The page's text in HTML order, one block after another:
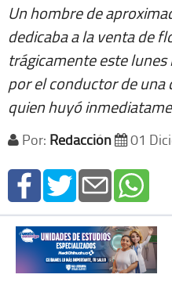
Un hombre de
dedicaba a la venta de
trágicamente este
por el conductor de una
quien huyó
Por: Redacción 01